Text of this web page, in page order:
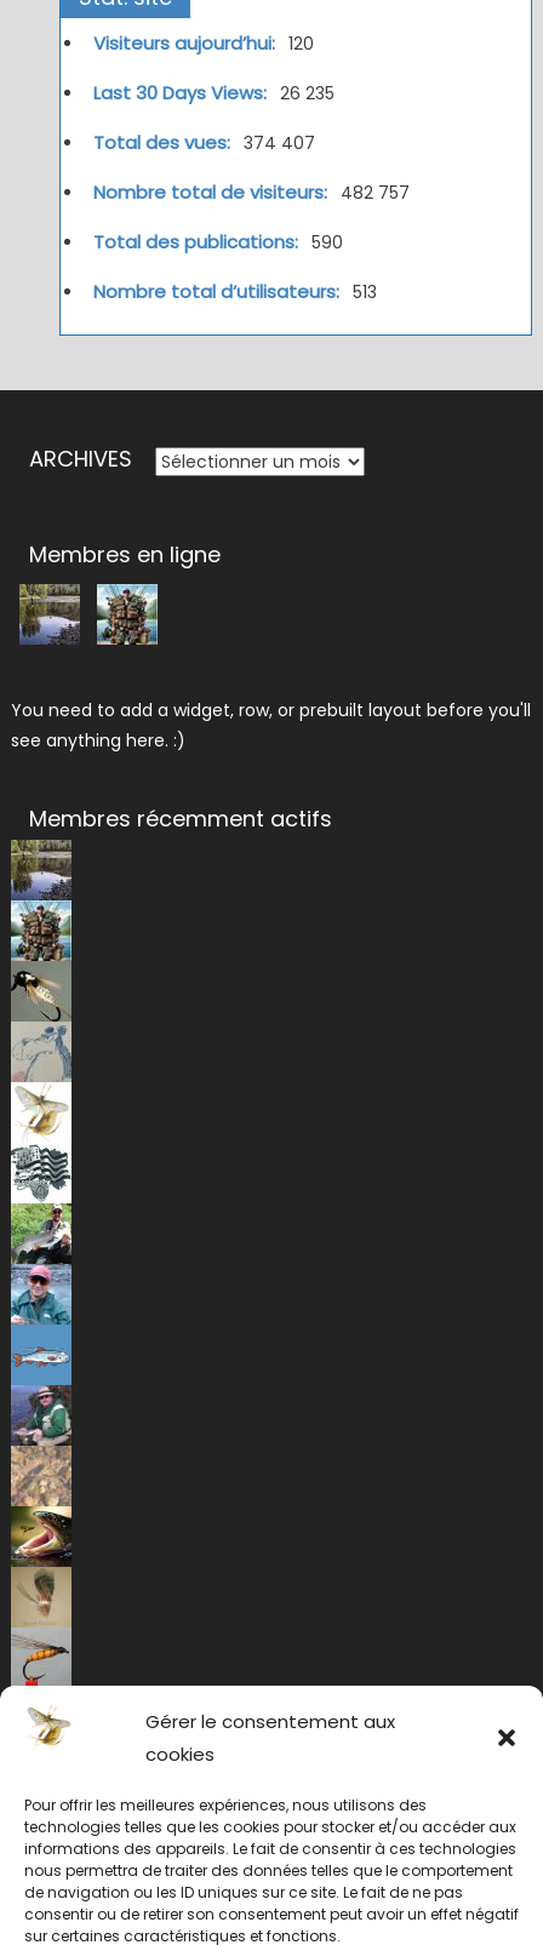
Gérer le consentement aux
cookies
Pour offrir les meilleures expériences, nous utilisons des
technologies telles que les cookies pour stocker et/ou accéder aux
informations des appareils. Le fait de consentir à ces technologies
nous permettra de traiter des données telles que le comportement
de navigation ou les ID uniques sur ce site. Le fait de ne pas
consentir ou de retirer son consentement peut avoir un effet négatif
sur certaines caractéristiques et fonctions.
Visiteurs aujourd’hui: 120
Last 30 Days Views: 26 235
Total des vues: 374 407
Nombre total de visiteurs: 482 757
Total des publications: 590
Nombre total d’utilisateurs: 513
ARCHIVES ARCHIVES
Membres en ligne
You need to add a widget, row, or prebuilt layout before you'll
see anything here. :)
Membres récemment actifs